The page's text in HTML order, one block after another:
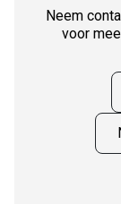
Neem
voor